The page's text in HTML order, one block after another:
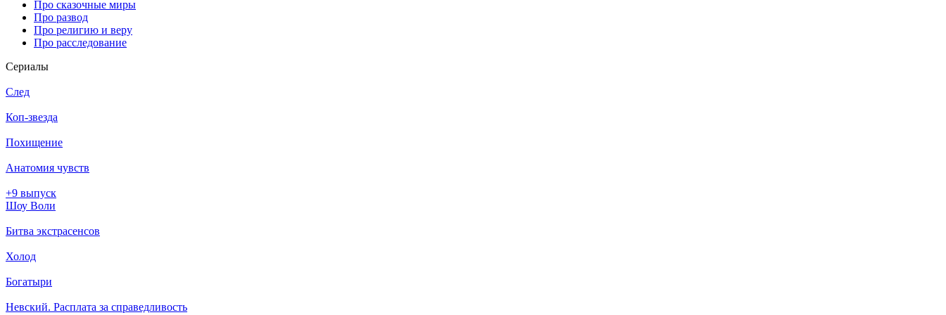
Про сказочные миры
Про развод
Про религию и веру
Про расследование
Се­риа­лы
След
Коп-звезда
Похищение
Анатомия чувств
+9 выпуск
Шоу Воли
Битва экстрасенсов
Холод
Богатыри
Невский. Расплата за справедливость